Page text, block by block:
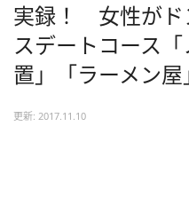
実録！ 女性がド
スデートコース
置」「ラーメン屋
更新: 2017.11.10